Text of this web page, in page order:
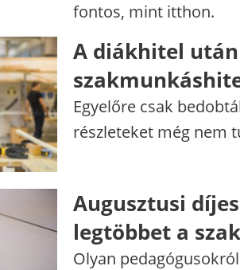
fontos, mint itthon.
A diákhitel
Egyelőre csak
részleteket még nem
Augusztusi
legtöbbet a
Olyan